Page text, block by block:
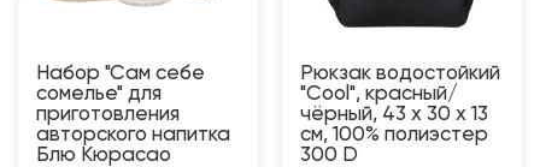
Набор "Сам себе
сомелье" для
приготовления
авторского напитка
Блю Кюрасао
Рюкзак водостойкий
"Cool", красный/
чёрный, 43 x 30 x 13
см, 100% полиэстер
300 D